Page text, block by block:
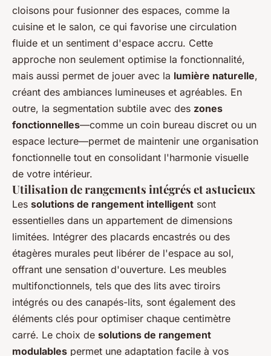
cloisons pour fusionner des espaces, comme la
cuisine et le salon, ce qui favorise une circulation
fluide et un sentiment d'espace accru. Cette
approche non seulement optimise la fonctionnalité,
mais aussi permet de jouer avec la lumière naturelle,
créant des ambiances lumineuses et agréables. En
outre, la segmentation subtile avec des zones
fonctionnelles—comme un coin bureau discret ou un
espace lecture—permet de maintenir une organisation
fonctionnelle tout en consolidant l'harmonie visuelle
de votre intérieur.
Utilisation de rangements intégrés et astucieux
Les solutions de rangement intelligent sont
essentielles dans un appartement de dimensions
limitées. Intégrer des placards encastrés ou des
étagères murales peut libérer de l'espace au sol,
offrant une sensation d'ouverture. Les meubles
multifonctionnels, tels que des lits avec tiroirs
intégrés ou des canapés-lits, sont également des
éléments clés pour optimiser chaque centimètre
carré. Le choix de solutions de rangement
modulables permet une adaptation facile à vos